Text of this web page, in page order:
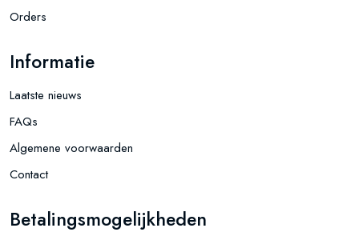
Orders
Informatie
Laatste nieuws
FAQs
Algemene voorwaarden
Contact
Betalingsmogelijkheden